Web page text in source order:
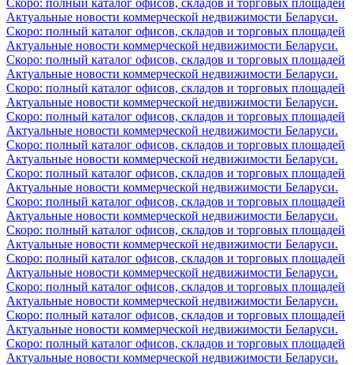
Актуальные новости коммерческой недвижимости Беларуси.
Скоро: полный каталог офисов, складов и торговых площадей
Актуальные новости коммерческой недвижимости Беларуси.
Скоро: полный каталог офисов, складов и торговых площадей
Актуальные новости коммерческой недвижимости Беларуси.
Скоро: полный каталог офисов, складов и торговых площадей
Актуальные новости коммерческой недвижимости Беларуси.
Скоро: полный каталог офисов, складов и торговых площадей
Актуальные новости коммерческой недвижимости Беларуси.
Скоро: полный каталог офисов, складов и торговых площадей
Актуальные новости коммерческой недвижимости Беларуси.
Скоро: полный каталог офисов, складов и торговых площадей
Актуальные новости коммерческой недвижимости Беларуси.
Скоро: полный каталог офисов, складов и торговых площадей
Актуальные новости коммерческой недвижимости Беларуси.
Скоро: полный каталог офисов, складов и торговых площадей
Актуальные новости коммерческой недвижимости Беларуси.
Скоро: полный каталог офисов, складов и торговых площадей
Актуальные новости коммерческой недвижимости Беларуси.
Скоро: полный каталог офисов, складов и торговых площадей
Актуальные новости коммерческой недвижимости Беларуси.
Скоро: полный каталог офисов, складов и торговых площадей
Актуальные новости коммерческой недвижимости Беларуси.
Скоро: полный каталог офисов, складов и торговых площадей
Актуальные новости коммерческой недвижимости Беларуси.